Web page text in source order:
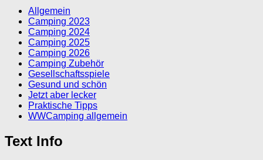
Allgemein
Camping 2023
Camping 2024
Camping 2025
Camping 2026
Camping Zubehör
Gesellschaftsspiele
Gesund und schön
Jetzt aber lecker
Praktische Tipps
WWCamping allgemein
Text Info